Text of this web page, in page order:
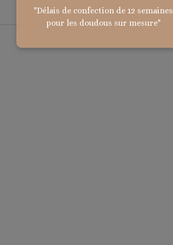
"Délais de confection de 12 semaines
pour les doudous sur mesure"